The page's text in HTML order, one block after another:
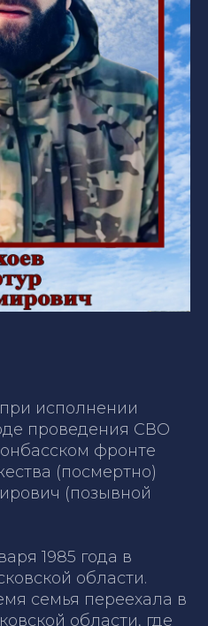
исполнении
проведения СВО
фронте
(посмертно)
(позывной
1985 года в
области.
семья переехала в
области, где